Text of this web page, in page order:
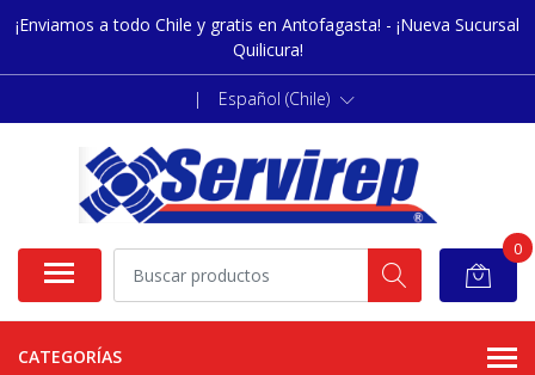
¡Enviamos a todo Chile y gratis en Antofagasta! - ¡Nueva Sucursal
Quilicura!
| Español (Chile)
0
CATEGORÍAS